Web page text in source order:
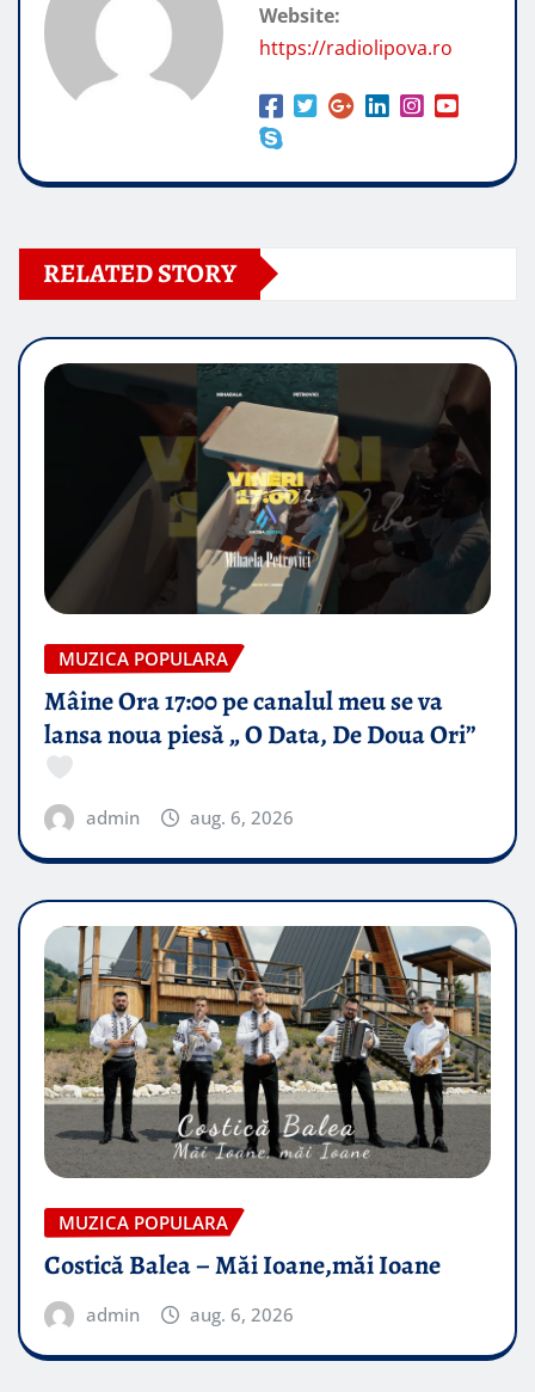
Website:
https://radiolipova.ro
RELATED STORY
MUZICA POPULARA
Mâine Ora 17:00 pe canalul meu se va
lansa noua piesă „ O Data, De Doua Ori”
admin aug. 6, 2026
MUZICA POPULARA
Costică Balea – Măi Ioane,măi Ioane
admin aug. 6, 2026